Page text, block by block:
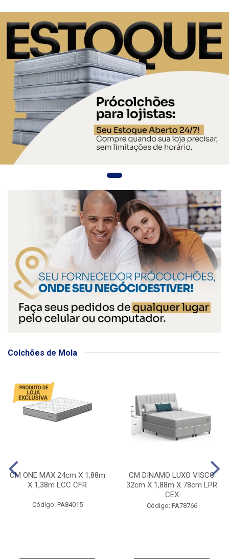
Colchões de Mola
CM ONE MAX 24cm X 1,88m
X 1,38m LCC CFR
Código: PA84015
CM DINAMO LUXO VISCO
32cm X 1,88m X 78cm LPR
CEX
Código: PA78766